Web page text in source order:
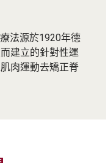
法源於1920年德
建立的針對性運
肉運動去矯正脊